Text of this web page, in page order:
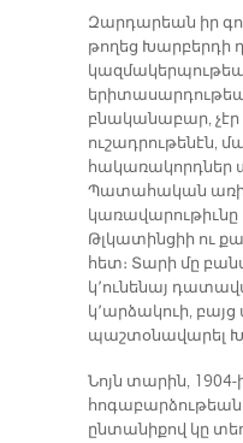
Զարդարեան իր
թողեց Խարբերդի
բնականաբար,
ուշադրութենէն,
հակառակորդներ
Պատահական
կառավարութիւնը
Թլկատինցիի ու
հետ։ Տարի մը
կ՚ունենայ
կ՚արձակուի, բայց
պաշտօնավարել
Նոյն տարին,
ընտանիքով կը